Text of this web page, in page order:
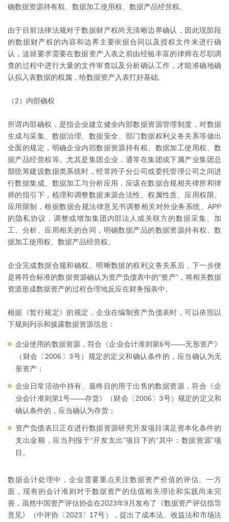
确数据资源持有权、数据加工使用权、数据产品经营权。
由于目前法律法规对于数据财产权尚无清晰边界确认，因此现阶段
的数据财产权的内容和边界主要依据合同以及授权文件来进行确
认，这就要求需要在数据资产入表之前由经验丰富的律师在尽职调
查的过程中进行大量的文件审查以及分析确认工作，才能准确地确
认拟入表数据的权属，给数据资产入表打好基础。
（2）内部确权
所谓内部确权，是指企业建立健全内部数据资源管理制度，对数据
生成与采集、数据治理、数据安全、部门数据权利义务关系等做出
全面的规定，明确企业内部数据资源持有权、数据加工使用权、数
据产品经营权等。尤其是集团企业，通常在集团或下属产业集团总
部统筹建设数据类系统时，经常跨子分公司或委托管理公司之间进
行数据集成、数据加工与分析应用，应该在数据合规相关律所和律
师的指引下，梳理和调整数据来源合法性、权属性质、应用权限、
应用限制，根据数据合规法律意见书调整相关对外业务系统、APP
的隐私协议，调整或增加集团内部法人或关联方的数据采集、加
工、分析、应用相关的合同，明确数据产品的数据资源持有权、数
据加工使用权、数据产品经营权。
企业完成数据合规和确权、明晰数据的权利义务关系后，下一步便
是将符合标准的数据资源确认为资产负债表中的“资产”，将相关数据
资源形成数据资产的过程合理地反应在财务报表中。
根据《暂行规定》的规定，企业在编制资产负债表时，可以依照以
下规则列示和披露数据资源信息：
企业使用的数据资源，符合《企业会计准则第6号——无形资产》
（财会〔2006〕3号）规定的定义和确认条件的，应当确认为无
形资产；
企业日常活动中持有、最终目的用于出售的数据资源，符合《企
业会计准则第1号——存货》（财会〔2006〕3号）规定的定义和
确认条件的，应当确认为存货；
资产负债表日正在进行数据资源研究开发项目满足资本化条件的
支出金额，应当列报于“开发支出”项目下的“其中：数据资源”项
目。
数据会计处理中，企业需要重点关注数据资产价值的评估。一方
面，现有的会计准则对于数据资产的估值相关理论和实践尚未完
善，虽然中国资产评估协会在2023年9月发布了《数据资产评估指导
意见》（中评协〔2023〕17号），提出了成本法、收益法和市场法